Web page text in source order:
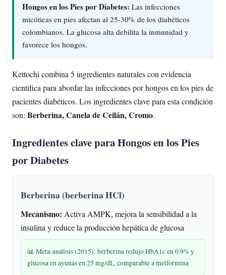
Hongos en los Pies por Diabetes: Las infecciones
micóticas en pies afectan al 25-30% de los diabéticos
colombianos. La glucosa alta debilita la inmunidad y
favorece los hongos.
Kettochi combina 5 ingredientes naturales con evidencia
científica para abordar las infecciones por hongos en los pies de
pacientes diabéticos. Los ingredientes clave para esta condición
son: Berberina, Canela de Ceilán, Cromo.
Ingredientes clave para Hongos en los Pies
por Diabetes
Berberina (berberina HCl)
Mecanismo: Activa AMPK, mejora la sensibilidad a la
insulina y reduce la producción hepática de glucosa
📊 Meta-análisis (2015): berberina redujo HbA1c en 0.9% y
glucosa en ayunas en 25 mg/dL, comparable a metformina